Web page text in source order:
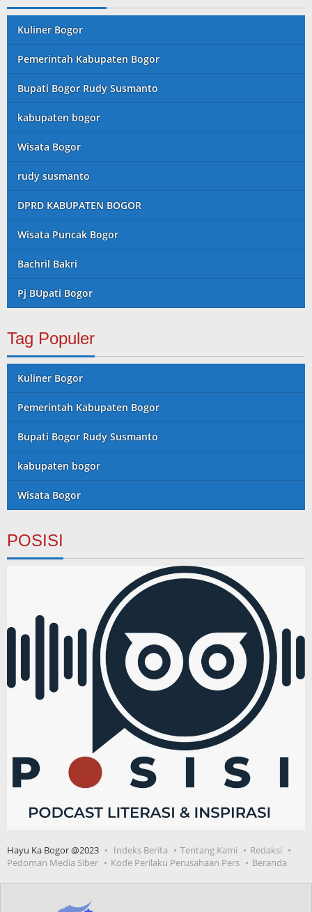
Kuliner Bogor
Pemerintah Kabupaten Bogor
Bupati Bogor Rudy Susmanto
kabupaten bogor
Wisata Bogor
rudy susmanto
DPRD KABUPATEN BOGOR
Wisata Puncak Bogor
Bachril Bakri
Pj BUpati Bogor
Tag Populer
Kuliner Bogor
Pemerintah Kabupaten Bogor
Bupati Bogor Rudy Susmanto
kabupaten bogor
Wisata Bogor
POSISI
Hayu Ka Bogor @2023 Indeks Berita Tentang Kami
Redaksi
Pedoman Media Siber
Kode Perilaku Perusahaan Pers Beranda